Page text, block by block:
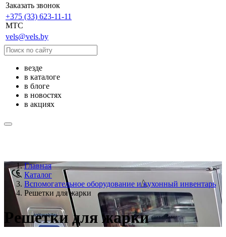
Заказать звонок
+375 (33) 623-11-11
MTC
vels@vels.by
везде
в каталоге
в блоге
в новостях
в акциях
Главная
Каталог
Вспомогательное оборудование и кухонный инвентарь
Решетки для жарки
Решетки для жарки